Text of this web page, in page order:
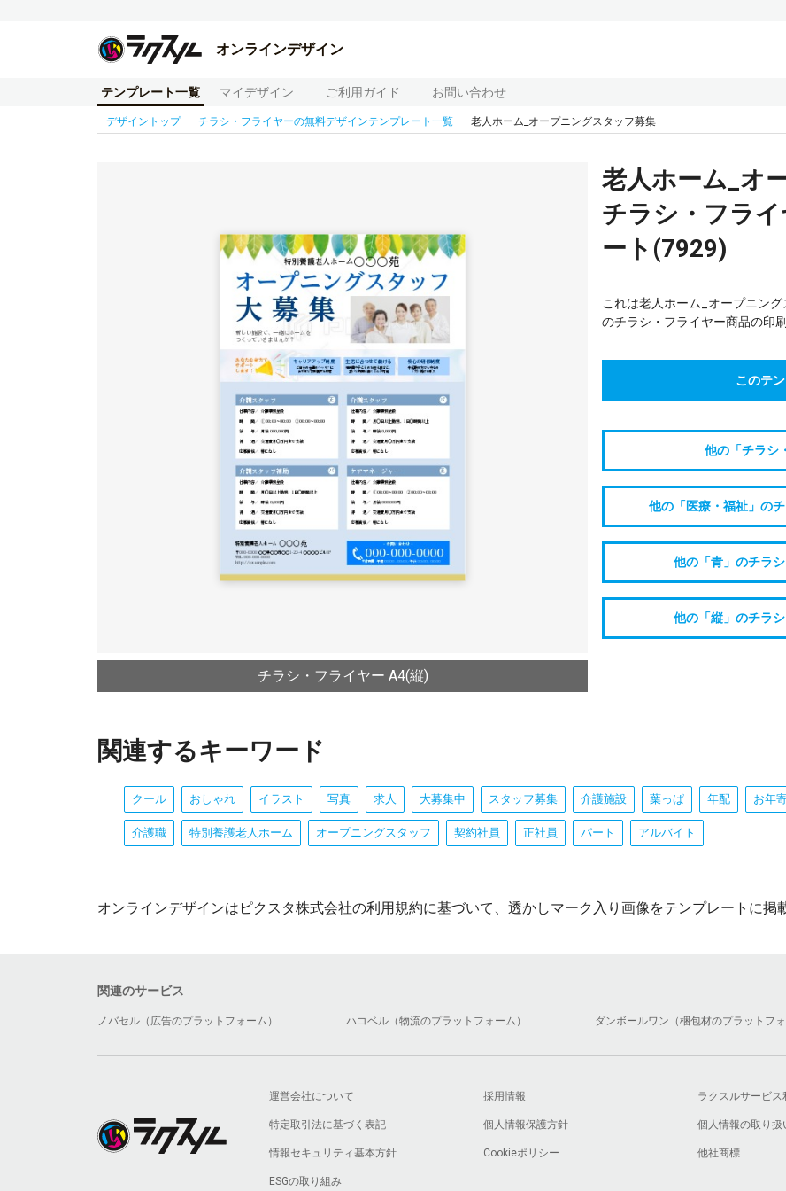
オンラインデザイン
テンプレート一覧 マイデザイン ご利用ガイド お問い合わせ
デザイントップ チラシ・フライヤーの無料デザインテンプレート一覧 老人ホーム_オープニングスタッフ募集
チラシ・フライヤー A4(縦)
老人ホーム_オ
チラシ・フラ
ート(7929)
これは老人ホーム_オープニン
のチラシ・フライヤー商品の印
このテ
他の「チラシ
他の「医療・福祉」の
他の「青」のチラ
他の「縦」のチラ
関連するキーワード
クール おしゃれ イラスト 写真 求人 大募集中 スタッフ募集 介護施設 葉っぱ 年配 お年
介護職 特別養護老人ホーム オープニングスタッフ 契約社員 正社員 パート アルバイト
オンラインデザインはピクスタ株式会社の利用規約に基づいて、透かしマーク入り画像をテンプレートに掲
関連のサービス
ノバセル（広告のプラットフォーム） ハコベル（物流のプラットフォーム） ダンボールワン（梱包材のプラットフォ
運営会社について 採用情報 ラクスルサービス
特定取引法に基づく表記 個人情報保護方針 個人情報の取り扱
情報セキュリティ基本方針 Cookieポリシー 他社商標
ESGの取り組み